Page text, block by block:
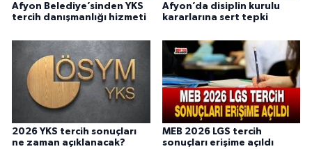
Afyon Belediye’sinden YKS
tercih danışmanlığı hizmeti
Afyon’da disiplin kurulu
kararlarına sert tepki
2026 YKS tercih sonuçları
ne zaman açıklanacak?
MEB 2026 LGS tercih
sonuçları erişime açıldı